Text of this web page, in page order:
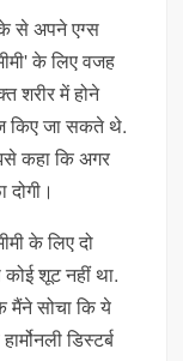
से अपने एग्स
के लिए वजह
शरीर में होने
किए जा सकते थे.
कहा कि अगर
के लिए दो
कोई शूट नहीं था.
मैंने सोचा कि ये
डिस्टर्ब